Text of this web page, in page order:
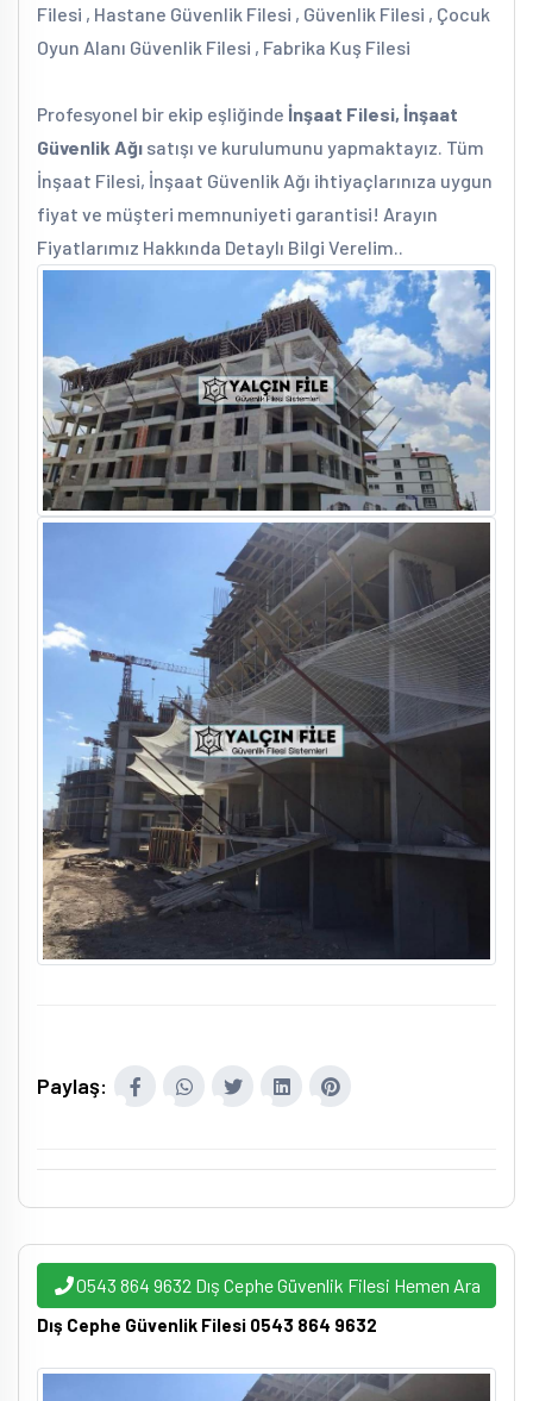
Filesi , Hastane Güvenlik Filesi , Güvenlik Filesi , Çocuk
Oyun Alanı Güvenlik Filesi , Fabrika Kuş Filesi
Profesyonel bir ekip eşliğinde İnşaat Filesi, İnşaat
Güvenlik Ağı satışı ve kurulumunu yapmaktayız. Tüm
İnşaat Filesi, İnşaat Güvenlik Ağı ihtiyaçlarınıza uygun
fiyat ve müşteri memnuniyeti garantisi! Arayın
Fiyatlarımız Hakkında Detaylı Bilgi Verelim..
Paylaş:
0543 864 9632 Dış Cephe Güvenlik Filesi Hemen Ara
Dış Cephe Güvenlik Filesi 0543 864 9632